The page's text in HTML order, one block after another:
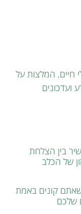
חיים, המלצות על
ועדכונים
בין הצלחת
של הכלב
קונים באמת
שלכם